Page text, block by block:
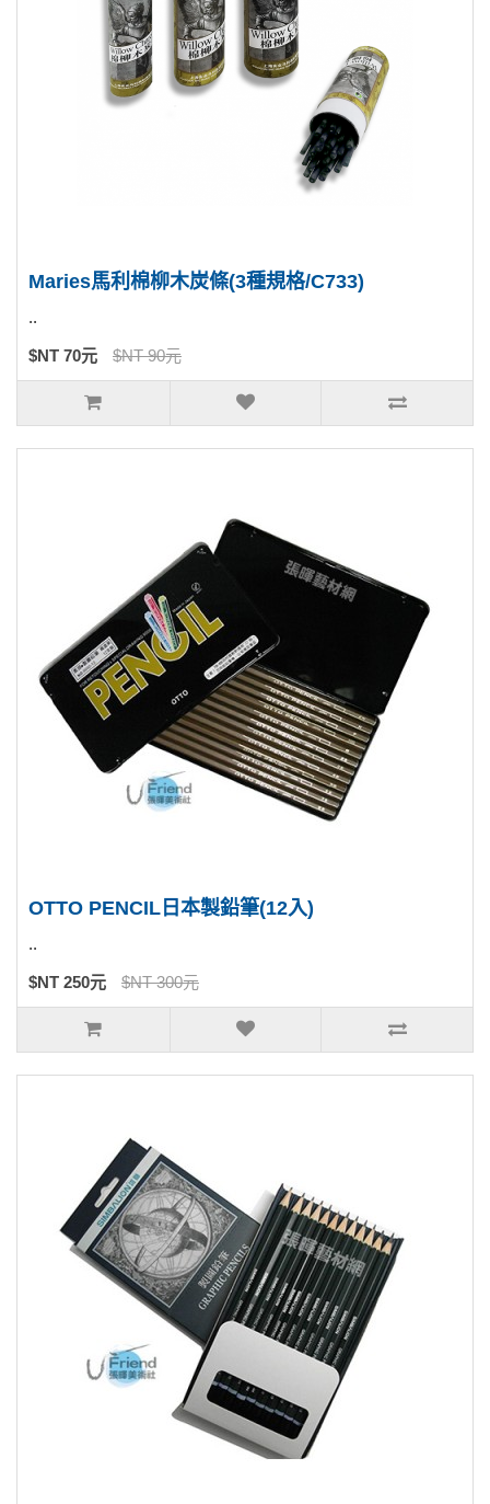
Maries馬利棉柳木炭條(3種規格/C733)
..
$NT 70元 $NT 90元
OTTO PENCIL日本製鉛筆(12入)
..
$NT 250元 $NT 300元